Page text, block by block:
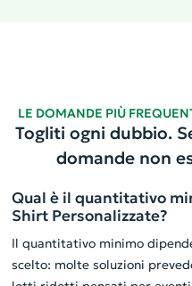
LE DOMANDE PIÙ
Togliti ogni dubbio.
domande non
Qual è il quantitativo
Shirt Personalizzate?
Il quantitativo minimo
scelto: molte soluzioni